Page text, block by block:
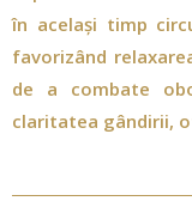
în același timp
favorizând
de a combate
claritatea gândirii,